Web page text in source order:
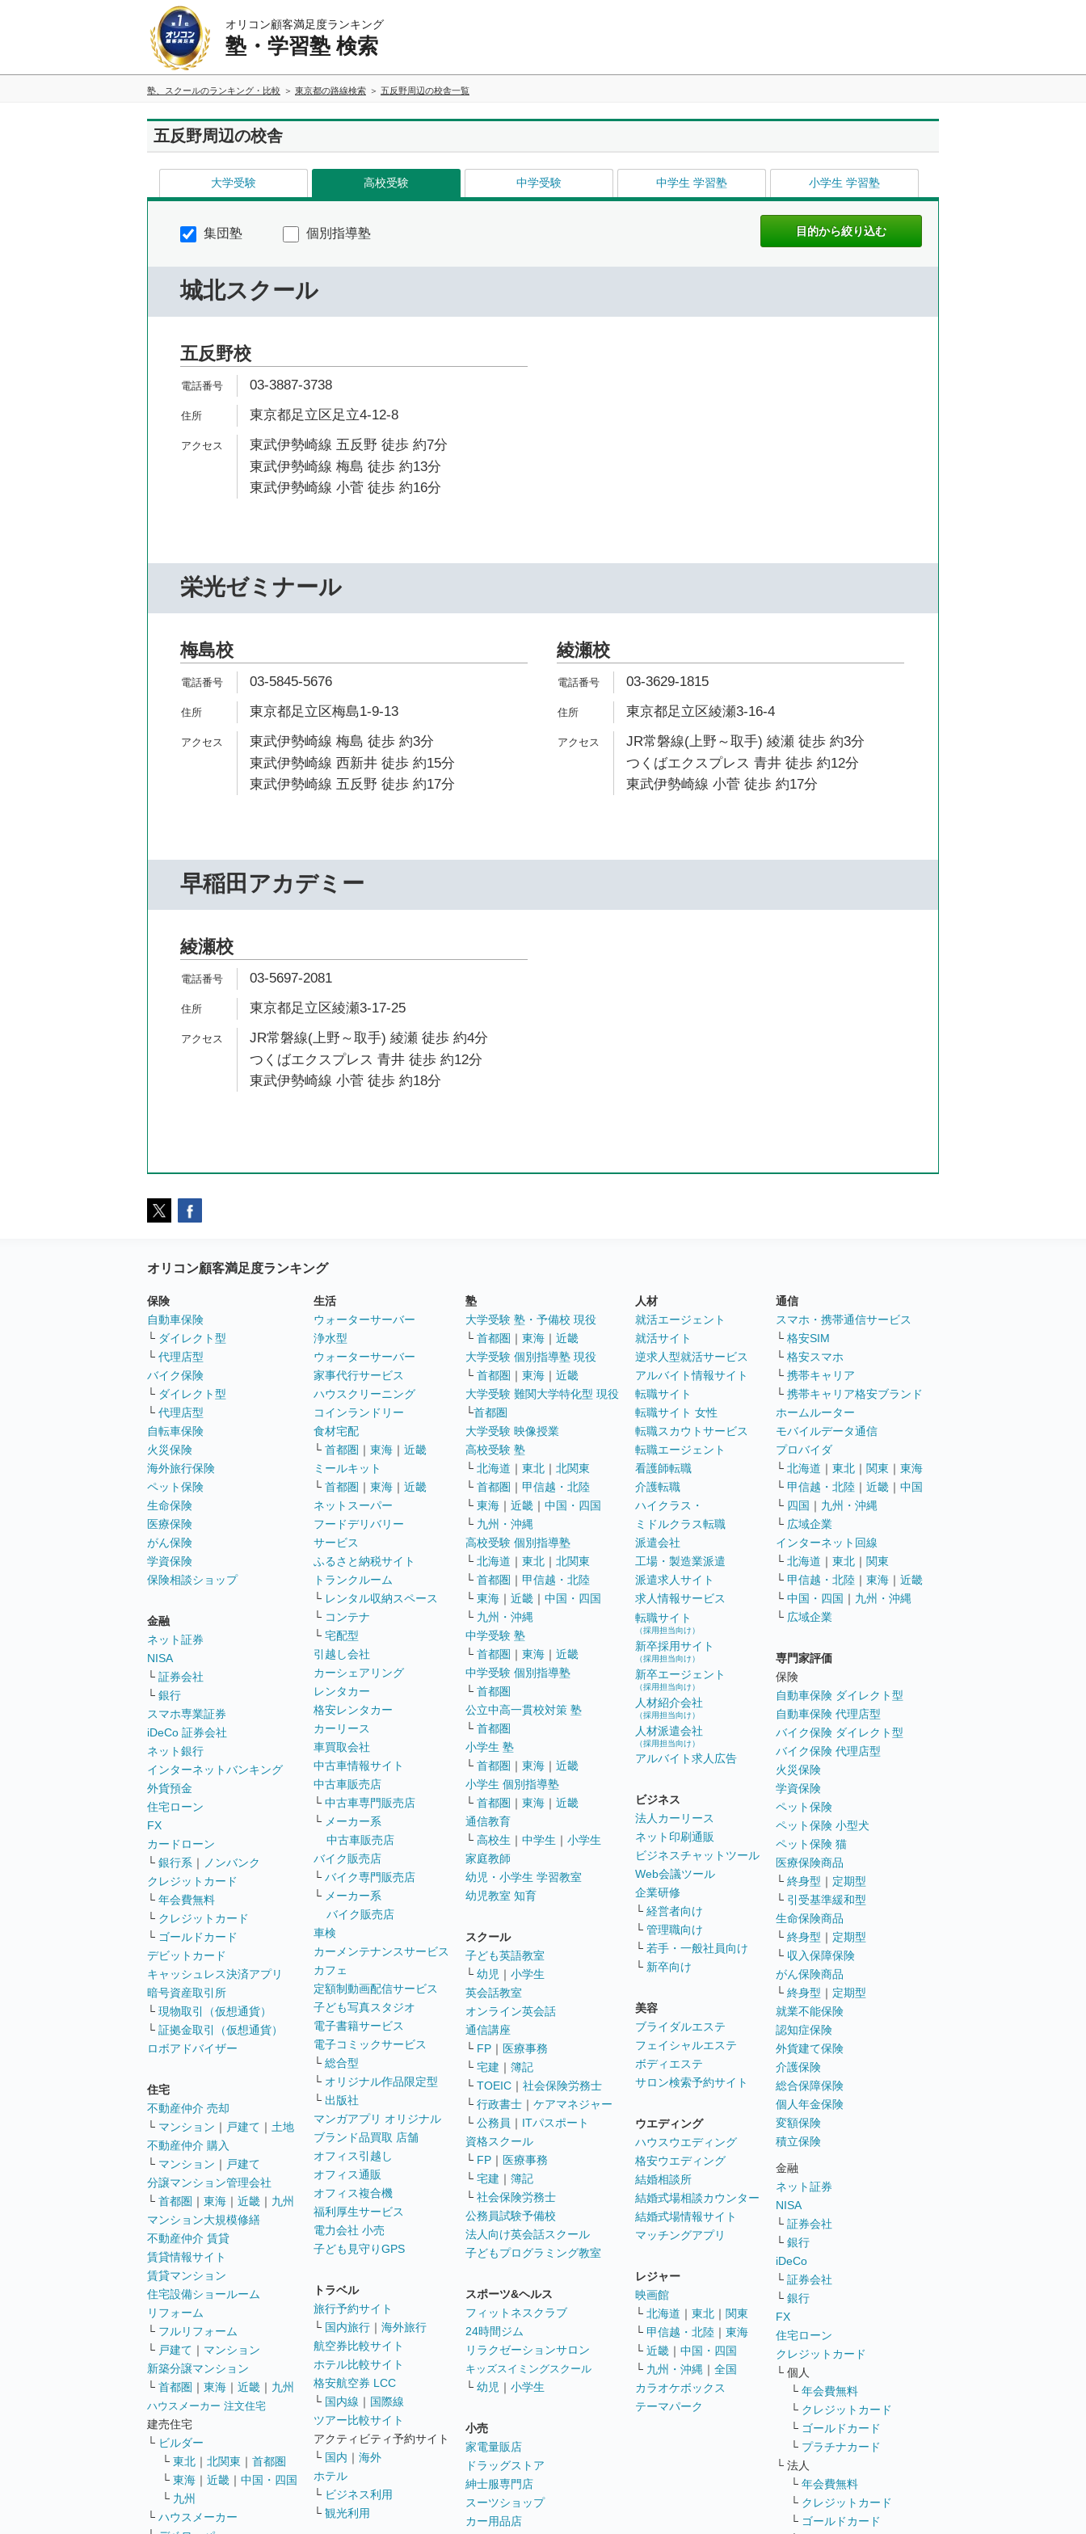
オリコン顧客満足度ランキング
塾・学習塾 検索
塾、スクールのランキング・比較 東京都の路線検索 五反野周辺の校舎一覧
五反野周辺の校舎
大学受験 高校受験 中学受験 中学生 学習塾 小学生 学習塾
集団塾 個別指導塾
城北スクール
五反野校
03-3887-3738
東京都足立区足立4-12-8
東武伊勢崎線 五反野 徒歩 約7分
東武伊勢崎線 梅島 徒歩 約13分
東武伊勢崎線 小菅 徒歩 約16分
栄光ゼミナール
梅島校
03-5845-5676
東京都足立区梅島1-9-13
東武伊勢崎線 梅島 徒歩 約3分
東武伊勢崎線 西新井 徒歩 約15分
東武伊勢崎線 五反野 徒歩 約17分
綾瀬校
03-3629-1815
東京都足立区綾瀬3-16-4
JR常磐線(上野～取手) 綾瀬 徒歩 約3分
つくばエクスプレス 青井 徒歩 約12分
東武伊勢崎線 小菅 徒歩 約17分
早稲田アカデミー
綾瀬校
03-5697-2081
東京都足立区綾瀬3-17-25
JR常磐線(上野～取手) 綾瀬 徒歩 約4分
つくばエクスプレス 青井 徒歩 約12分
東武伊勢崎線 小菅 徒歩 約18分
オリコン顧客満足度ランキング
保険
自動車保険
└ ダイレクト型
└ 代理店型
バイク保険
└ ダイレクト型
└ 代理店型
自転車保険
火災保険
海外旅行保険
ペット保険
生命保険
医療保険
がん保険
学資保険
保険相談ショップ
金融
ネット証券
NISA
└ 証券会社
└ 銀行
スマホ専業証券
iDeCo 証券会社
ネット銀行
インターネットバンキング
外貨預金
住宅ローン
FX
カードローン
└ 銀行系 ｜
ノンバンク
クレジットカード
└ 年会費無料
└ クレジットカード
└ ゴールドカード
デビットカード
キャッシュレス決済アプリ
暗号資産取引所
└ 現物取引（仮想通貨）
└ 証拠金取引（仮想通貨）
ロボアドバイザー
住宅
不動産仲介 売却
└ マンション ｜ 戸建て ｜ 土地
不動産仲介 購入
└ マンション ｜ 戸建て
分譲マンション管理会社
└ 首都圏 ｜ 東海 ｜ 近畿 ｜ 九州
マンション大規模修繕
不動産仲介 賃貸
賃貸情報サイト
賃貸マンション
住宅設備ショールーム
リフォーム
└ フルリフォーム
└ 戸建て ｜ マンション
新築分譲マンション
└ 首都圏 ｜ 東海 ｜ 近畿 ｜ 九州
ハウスメーカー 注文住宅
建売住宅
└ ビルダー
└ 東北 ｜ 北関東 ｜ 首都圏
└ 東海 ｜ 近畿 ｜ 中国・四国
└ 九州
└ ハウスメーカー
生活
ウォーターサーバー
浄水型
ウォーターサーバー
家事代行サービス
ハウスクリーニング
コインランドリー
食材宅配
└ 首都圏 ｜ 東海 ｜ 近畿
ミールキット
└ 首都圏 ｜ 東海 ｜ 近畿
ネットスーパー
フードデリバリー
サービス
ふるさと納税サイト
トランクルーム
└ レンタル収納スペース
└ コンテナ
└ 宅配型
引越し会社
カーシェアリング
レンタカー
格安レンタカー
カーリース
車買取会社
中古車情報サイト
中古車販売店
└ 中古車専門販売店
└ メーカー系
中古車販売店
バイク販売店
└ バイク専門販売店
└ メーカー系
バイク販売店
車検
カーメンテナンスサービス
カフェ
定額制動画配信サービス
子ども写真スタジオ
電子書籍サービス
電子コミックサービス
└ 総合型
└ オリジナル作品限定型
└ 出版社
マンガアプリ オリジナル
ブランド品買取 店舗
オフィス引越し
オフィス通販
オフィス複合機
福利厚生サービス
電力会社 小売
子ども見守りGPS
トラベル
旅行予約サイト
└ 国内旅行 ｜ 海外旅行
航空券比較サイト
ホテル比較サイト
格安航空券 LCC
└ 国内線 ｜ 国際線
ツアー比較サイト
アクティビティ予約サイト
└ 国内 ｜ 海外
ホテル
└ ビジネス利用
└ 観光利用
塾
大学受験 塾・予備校 現役
└ 首都圏 ｜ 東海 ｜ 近畿
大学受験 個別指導塾 現役
└ 首都圏 ｜ 東海 ｜ 近畿
大学受験 難関大学特化型 現役
└首都圏
大学受験 映像授業
高校受験 塾
└ 北海道 ｜ 東北 ｜ 北関東
└ 首都圏 ｜ 甲信越・北陸
└ 東海 ｜ 近畿 ｜ 中国・四国
└ 九州・沖縄
高校受験 個別指導塾
└ 北海道 ｜ 東北 ｜ 北関東
└ 首都圏 ｜ 甲信越・北陸
└ 東海 ｜ 近畿 ｜ 中国・四国
└ 九州・沖縄
中学受験 塾
└ 首都圏 ｜ 東海 ｜ 近畿
中学受験 個別指導塾
└ 首都圏
公立中高一貫校対策 塾
└ 首都圏
小学生 塾
└ 首都圏 ｜ 東海 ｜ 近畿
小学生 個別指導塾
└ 首都圏 ｜ 東海 ｜ 近畿
通信教育
└ 高校生 ｜ 中学生 ｜ 小学生
家庭教師
幼児・小学生 学習教室
幼児教室 知育
スクール
子ども英語教室
└ 幼児 ｜ 小学生
英会話教室
オンライン英会話
通信講座
└ FP ｜ 医療事務
└ 宅建 ｜ 簿記
└ TOEIC ｜ 社会保険労務士
└ 行政書士 ｜ ケアマネジャー
└ 公務員 ｜ ITパスポート
資格スクール
└ FP ｜ 医療事務
└ 宅建 ｜ 簿記
└ 社会保険労務士
公務員試験予備校
法人向け英会話スクール
子どもプログラミング教室
スポーツ&ヘルス
フィットネスクラブ
24時間ジム
リラクゼーションサロン
キッズスイミングスクール
└ 幼児 ｜ 小学生
小売
家電量販店
ドラッグストア
紳士服専門店
スーツショップ
カー用品店
人材
就活エージェント
就活サイト
逆求人型就活サービス
アルバイト情報サイト
転職サイト
転職サイト 女性
転職スカウトサービス
転職エージェント
看護師転職
介護転職
ハイクラス・
ミドルクラス転職
派遣会社
工場・製造業派遣
派遣求人サイト
求人情報サービス
転職サイト
（採用担当向け）
新卒採用サイト
（採用担当向け）
新卒エージェント
（採用担当向け）
人材紹介会社
（採用担当向け）
人材派遣会社
（採用担当向け）
アルバイト求人広告
ビジネス
法人カーリース
ネット印刷通販
ビジネスチャットツール
Web会議ツール
企業研修
└ 経営者向け
└ 管理職向け
└ 若手・一般社員向け
└ 新卒向け
美容
ブライダルエステ
フェイシャルエステ
ボディエステ
サロン検索予約サイト
ウエディング
ハウスウエディング
格安ウエディング
結婚相談所
結婚式場相談カウンター
結婚式場情報サイト
マッチングアプリ
レジャー
映画館
└ 北海道 ｜ 東北 ｜ 関東
└ 甲信越・北陸 ｜ 東海
└ 近畿 ｜ 中国・四国
└ 九州・沖縄 ｜ 全国
カラオケボックス
テーマパーク
通信
スマホ・携帯通信サービス
└ 格安SIM
└ 格安スマホ
└ 携帯キャリア
└ 携帯キャリア格安ブランド
ホームルーター
モバイルデータ通信
プロバイダ
└ 北海道 ｜ 東北 ｜ 関東 ｜ 東海
└ 甲信越・北陸 ｜ 近畿 ｜ 中国
└ 四国 ｜ 九州・沖縄
└ 広域企業
インターネット回線
└ 北海道 ｜ 東北 ｜ 関東
└ 甲信越・北陸 ｜ 東海 ｜ 近畿
└ 中国・四国 ｜ 九州・沖縄
└ 広域企業
専門家評価
保険
自動車保険 ダイレクト型
自動車保険 代理店型
バイク保険 ダイレクト型
バイク保険 代理店型
火災保険
学資保険
ペット保険
ペット保険 小型犬
ペット保険 猫
医療保険商品
└ 終身型 ｜ 定期型
└ 引受基準緩和型
生命保険商品
└ 終身型 ｜ 定期型
└ 収入保障保険
がん保険商品
└ 終身型 ｜ 定期型
就業不能保険
認知症保険
外貨建て保険
介護保険
総合保障保険
個人年金保険
変額保険
積立保険
金融
ネット証券
NISA
└ 証券会社
└ 銀行
iDeCo
└ 証券会社
└ 銀行
FX
住宅ローン
クレジットカード
└ 個人
└ 年会費無料
└ クレジットカード
└ ゴールドカード
└ プラチナカード
└ 法人
└ 年会費無料
└ クレジットカード
└ ゴールドカード